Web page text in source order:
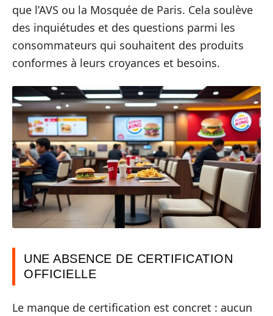
que l’AVS ou la Mosquée de Paris. Cela soulève
des inquiétudes et des questions parmi les
consommateurs qui souhaitent des produits
conformes à leurs croyances et besoins.
UNE ABSENCE DE CERTIFICATION
OFFICIELLE
Le manque de certification est concret : aucun